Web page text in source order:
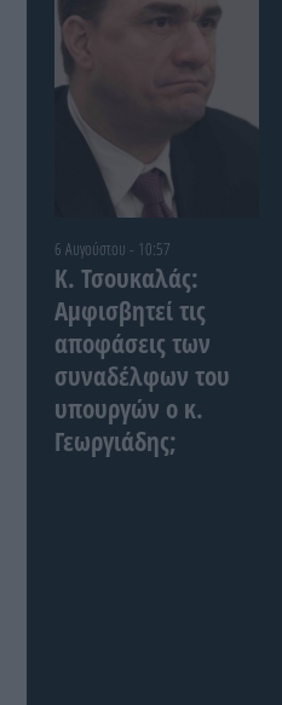
6 Αυγούστου - 10:57
Κ. Τσουκαλάς:
Αμφισβητεί τις
αποφάσεις των
συναδέλφων του
υπουργών ο κ.
Γεωργιάδης;